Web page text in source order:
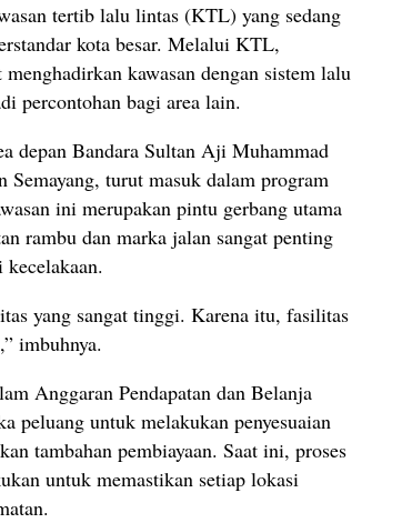
tertib lalu lintas (KTL) yang sedang
kota besar. Melalui KTL,
kawasan dengan sistem lalu
percontohan bagi area lain.
depan Bandara Sultan Aji Muhammad
Semayang, turut masuk dalam program
ini merupakan pintu gerbang utama
rambu dan marka jalan sangat penting
yang sangat tinggi. Karena itu, fasilitas
imbuhnya.
Anggaran Pendapatan dan Belanja
peluang untuk melakukan penyesuaian
tambahan pembiayaan. Saat ini, proses
untuk memastikan setiap lokasi